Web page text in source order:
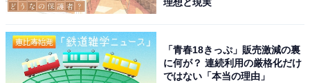
占い師＆イラストレータープロフィール
「青春18きっぷ」販売激減の裏
に何が？ 連続利用の厳格化だけ
ではない「本当の理由」